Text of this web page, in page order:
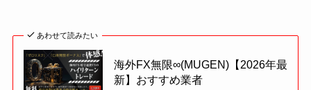
あわせて読みたい
海外FX無限∞(MUGEN)【2026年最
新】おすすめ業者